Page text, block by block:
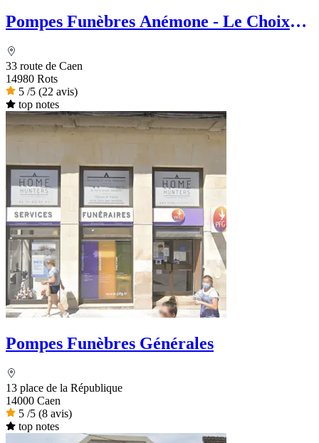
Pompes Funèbres Anémone - Le Choix
33 route de Caen
14980 Rots
5 /5 (22 avis)
top notes
Pompes Funèbres Générales
13 place de la République
14000 Caen
5 /5 (8 avis)
top notes